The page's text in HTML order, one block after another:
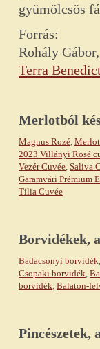
gyümölcsös
Forrás:
Rohály
Terra
Merlotból
Magnus Rozé,
2023 Villányi Rosé
Vezér Cuvée, Saliva
Garamvári Prémium
Tilia Cuvée
Borvidékek,
Badacsonyi borvidék
Csopaki borvidék,
borvidék, Balaton-
Pincészetek,